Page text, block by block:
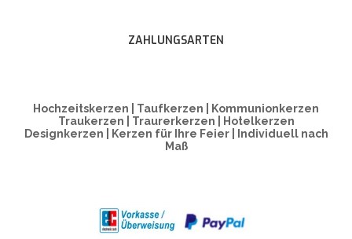
ZAHLUNGSARTEN
Hochzeitskerzen | Taufkerzen | Kommunionkerzen
Traukerzen | Traurerkerzen | Hotelkerzen
Designkerzen | Kerzen für Ihre Feier | Individuell nach
Maß